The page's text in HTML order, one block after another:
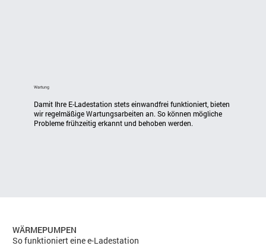
Wartung
Damit Ihre E-Ladestation stets einwandfrei funktioniert, bieten
wir regelmäßige Wartungsarbeiten an. So können mögliche
Probleme frühzeitig erkannt und behoben werden.
WÄRMEPUMPEN
So funktioniert eine e-Ladestation